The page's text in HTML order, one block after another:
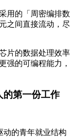
用的「周密编排数
之间直接流动，尽
片的数据处理效率
强的可编程能力，
的第一份工作
动的青年就业结构